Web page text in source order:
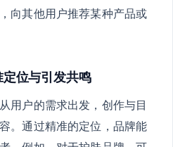
向其他用户推荐某种产品或
定位与引发共鸣
用户的需求出发，创作与目
。通过精准的定位，品牌能